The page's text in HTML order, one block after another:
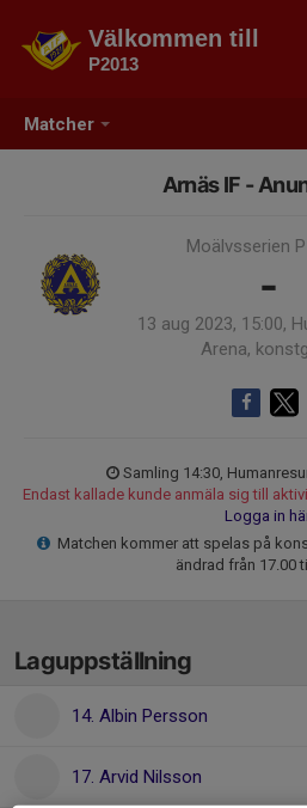
Matcher
Välkommen till
P2013
Arnäs IF -
Moälvsserien
-
13 aug 2023, 15:00,
Arena,
Samling 14:30,
Endast kallade kunde anmäla sig till
Logga in
Matchen kommer att spelas på
ändrad från 17.00
Laguppställning
14. Albin Persson
17. Arvid Nilsson